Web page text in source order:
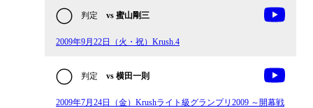
判定 vs 蜜山剛三
2009年9月22日（火・祝）Krush.4
判定 vs 横田一則
2009年7月24日（金）Krushライト級グランプリ2009 ～開幕戦